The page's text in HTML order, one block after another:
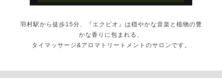
羽村駅から徒歩15分、『エクビオ』は穏やかな音楽と植物の豊
かな香りに包まれる、
タイマッサージ&アロマトリートメントのサロンです。